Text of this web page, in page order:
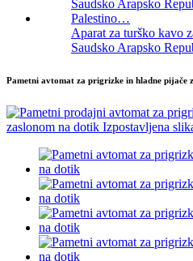
Aparat za turško kavo
Saudsko Arapsko
Pametni avtomat za prigrizke in hladne pijače